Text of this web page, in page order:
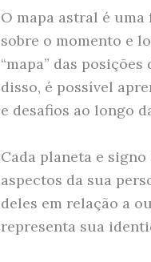
O mapa astral é
sobre o momento e
“mapa” das
disso, é possível
e desafios ao longo
Cada planeta e
aspectos da sua
deles em relação a
representa sua